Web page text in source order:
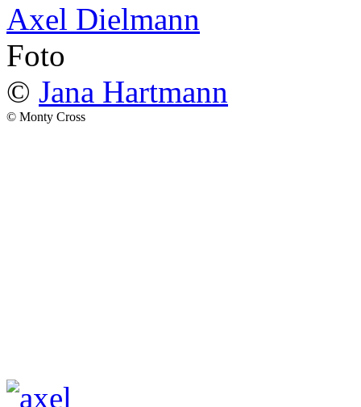
Axel Dielmann
Foto
© Jana Hartmann
© Monty Cross